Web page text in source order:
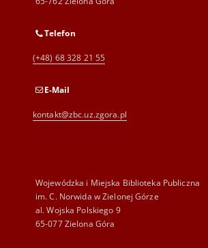
Telefon
(+48) 68 328 21 55
E-Mail
kontakt@zbc.uz.zgora.pl
Wojewódzka i Miejska Biblioteka Publiczna
im. C. Norwida w Zielonej Górze
al. Wojska Polskiego 9
65-077 Zielona Góra